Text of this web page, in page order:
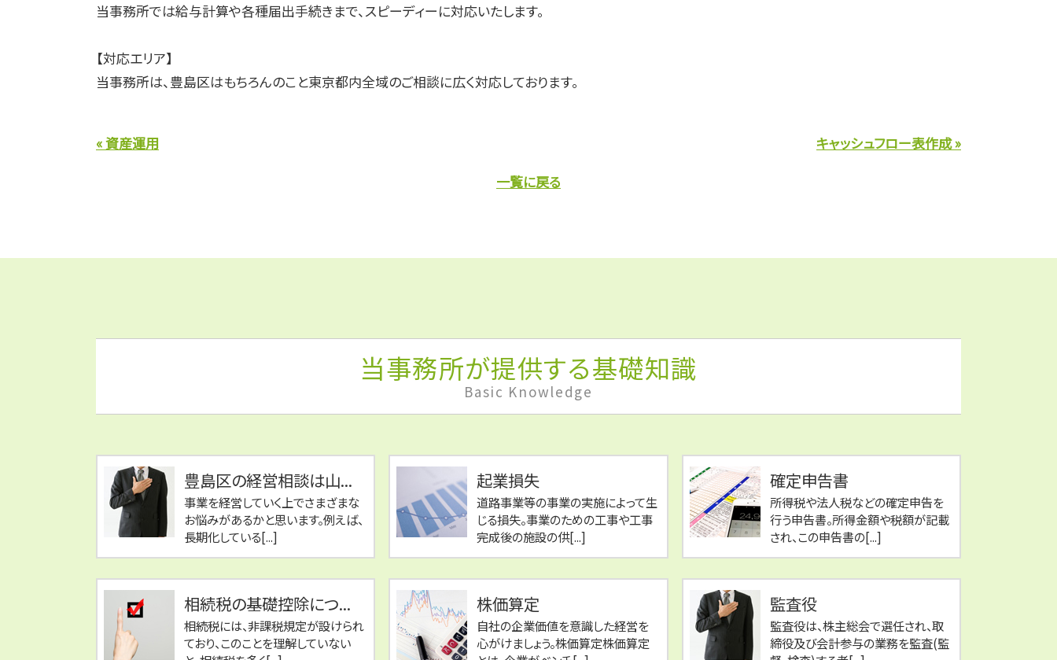
当事務所では給与計算や各種届出手続きまで、スピーディーに対応いたします。
【対応エリア】
当事務所は、豊島区はもちろんのこと東京都内全域のご相談に広く対応しております。
« 資産運用
キャッシュフロー表作成 »
一覧に戻る
当事務所が提供する基礎知識
Basic Knowledge
豊島区の経営相談は山...
事業を経営していく上でさまざまな
お悩みがあるかと思います。例えば、
長期化している[...]
起業損失
道路事業等の事業の実施によって生
じる損失。事業のための工事や工事
完成後の施設の供[...]
確定申告書
所得税や法人税などの確定申告を
行う申告書。所得金額や税額が記載
され、この申告書の[...]
相続税の基礎控除につ...
相続税には、非課税規定が設けられ
ており、このことを理解していない
株価算定
自社の企業価値を意識した経営を
心がけましょう。株価算定株価算定
監査役
監査役は、株主総会で選任され、取
締役及び会計参与の業務を監査(監